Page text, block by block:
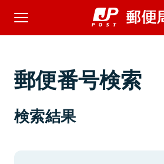
郵便番号検索
検索結果